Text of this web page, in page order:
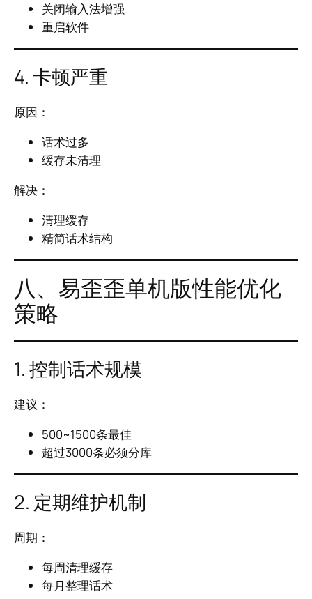
关闭输入法增强
重启软件
4. 卡顿严重
原因：
话术过多
缓存未清理
解决：
清理缓存
精简话术结构
八、易歪歪单机版性能优化
策略
1. 控制话术规模
建议：
500~1500条最佳
超过3000条必须分库
2. 定期维护机制
周期：
每周清理缓存
每月整理话术